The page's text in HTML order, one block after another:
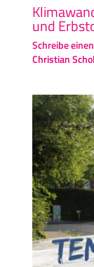
und
Schreibe
Christian